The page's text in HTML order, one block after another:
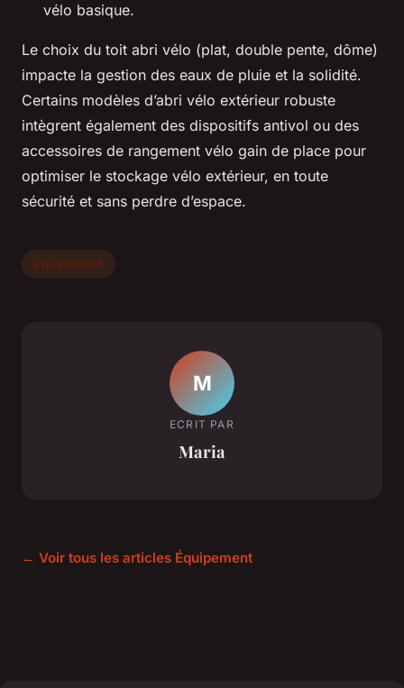
vélo basique.
Le choix du toit abri vélo (plat, double pente, dôme)
impacte la gestion des eaux de pluie et la solidité.
Certains modèles d’abri vélo extérieur robuste
intègrent également des dispositifs antivol ou des
accessoires de rangement vélo gain de place pour
optimiser le stockage vélo extérieur, en toute
sécurité et sans perdre d’espace.
Équipement
M
ECRIT PAR
Maria
← Voir tous les articles Équipement